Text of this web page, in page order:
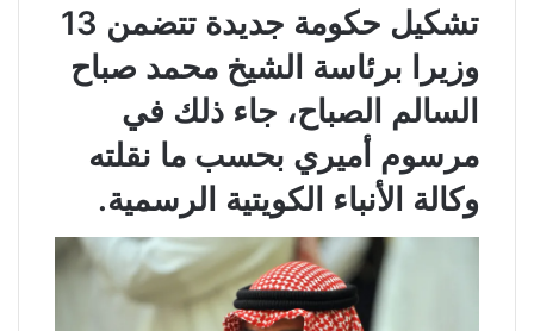
تشكيل حكومة جديدة تتضمن 13
وزيرا برئاسة الشيخ محمد صباح
السالم الصباح، جاء ذلك في
مرسوم أميري بحسب ما نقلته
وكالة الأنباء الكويتية الرسمية.